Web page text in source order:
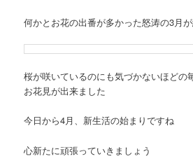
何かとお花の出番が多かった怒涛の3月
桜が咲いているのにも気づかないほどの
お花見が出来ました
今日から4月、新生活の始まりですね
心新たに頑張っていきましょう